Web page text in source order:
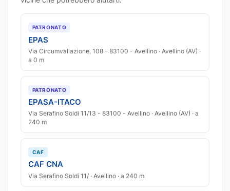
PATRONATO
EPAS
Via Circumvallazione, 108 - 83100 - Avellino · Avellino (AV) ·
a 0 m
PATRONATO
EPASA-ITACO
Via Serafino Soldi 11/13 - 83100 - Avellino · Avellino (AV) · a
240 m
CAF
CAF CNA
Via Serafino Soldi 11/ · Avellino · a 240 m